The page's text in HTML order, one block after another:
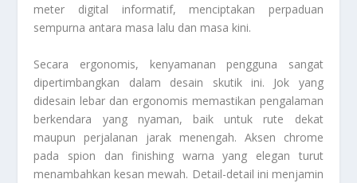
meter digital informatif, menciptakan perpaduan
sempurna antara masa lalu dan masa kini.
Secara ergonomis, kenyamanan pengguna sangat
dipertimbangkan dalam desain skutik ini. Jok yang
didesain lebar dan ergonomis memastikan pengalaman
berkendara yang nyaman, baik untuk rute dekat
maupun perjalanan jarak menengah. Aksen chrome
pada spion dan finishing warna yang elegan turut
menambahkan kesan mewah. Detail-detail ini menjamin